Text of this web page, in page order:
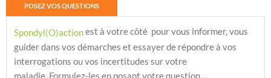
POSEZ VOS QUESTIONS
Spondyl(O)action est à votre côté  pour vous informer, vous
guider dans vos démarches et essayer de répondre à vos
interrogations ou vos incertitudes sur votre
maladie. Formulez-les en posant votre question ...